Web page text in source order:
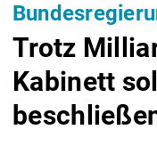
Trotz
Kabinett